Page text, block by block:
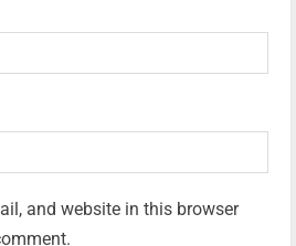
and website in this browser